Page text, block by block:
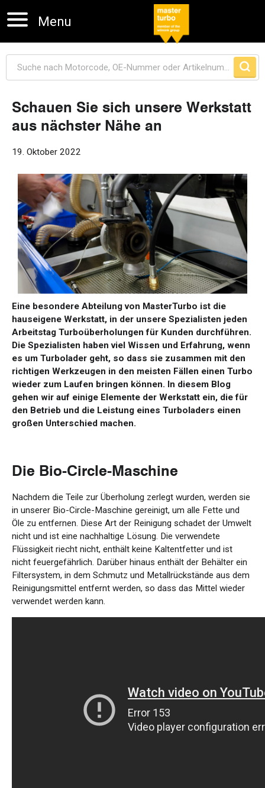
Menu
Navigation überspringen
Schauen Sie sich unsere Werkstatt
aus nächster Nähe an
19. Oktober 2022
Eine besondere Abteilung von MasterTurbo ist die
hauseigene Werkstatt, in der unsere Spezialisten jeden
Arbeitstag Turboüberholungen für Kunden durchführen.
Die Spezialisten haben viel Wissen und Erfahrung, wenn
es um Turbolader geht, so dass sie zusammen mit den
richtigen Werkzeugen in den meisten Fällen einen Turbo
wieder zum Laufen bringen können. In diesem Blog
gehen wir auf einige Elemente der Werkstatt ein, die für
den Betrieb und die Leistung eines Turboladers einen
großen Unterschied machen.
Die Bio-Circle-Maschine
Nachdem die Teile zur Überholung zerlegt wurden, werden sie
in unserer Bio-Circle-Maschine gereinigt, um alle Fette und
Öle zu entfernen. Diese Art der Reinigung schadet der Umwelt
nicht und ist eine nachhaltige Lösung. Die verwendete
Flüssigkeit riecht nicht, enthält keine Kaltentfetter und ist
nicht feuergefährlich. Darüber hinaus enthält der Behälter ein
Filtersystem, in dem Schmutz und Metallrückstände aus dem
Reinigungsmittel entfernt werden, so dass das Mittel wieder
verwendet werden kann.